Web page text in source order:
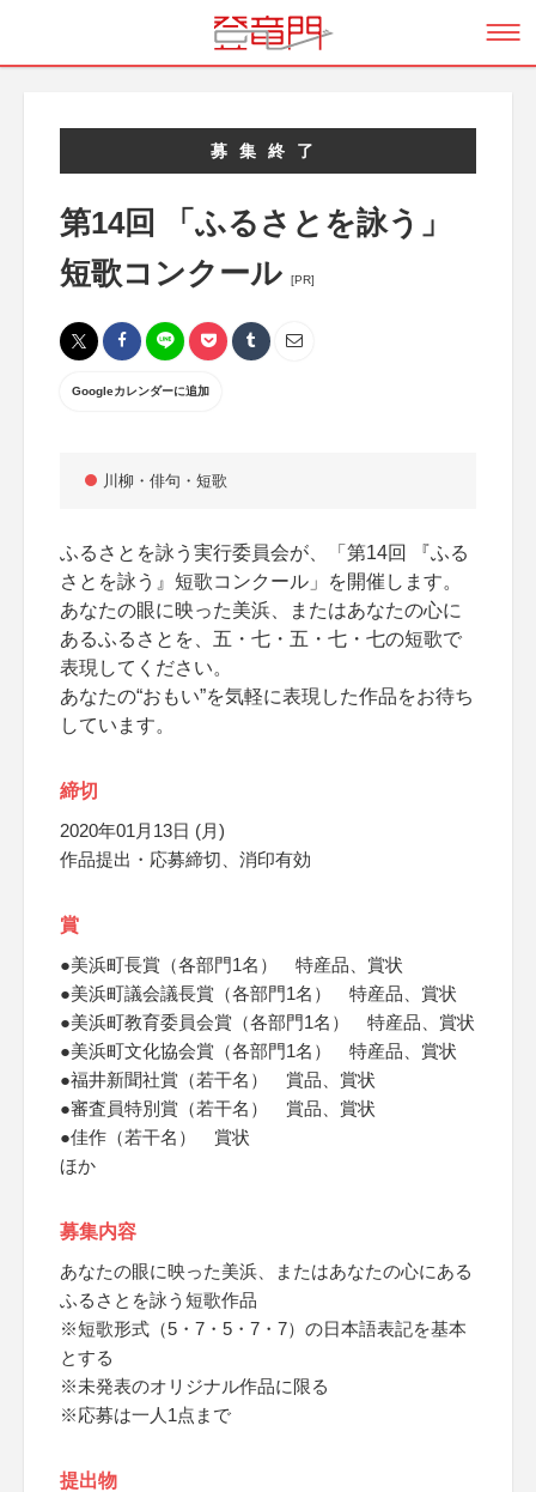
募集終了
第14回 「ふるさとを詠う」
短歌コンクール
[PR]
Googleカレンダーに追加
川柳・俳句・短歌
ふるさとを詠う実行委員会が、「第14回 『ふる
さとを詠う』短歌コンクール」を開催します。
あなたの眼に映った美浜、またはあなたの心に
あるふるさとを、五・七・五・七・七の短歌で
表現してください。
あなたの“おもい”を気軽に表現した作品をお待ち
しています。
締切
2020年01月13日 (月)
作品提出・応募締切、消印有効
賞
●美浜町長賞（各部門1名） 特産品、賞状
●美浜町議会議長賞（各部門1名） 特産品、賞状
●美浜町教育委員会賞（各部門1名） 特産品、賞状
●美浜町文化協会賞（各部門1名） 特産品、賞状
●福井新聞社賞（若干名） 賞品、賞状
●審査員特別賞（若干名） 賞品、賞状
●佳作（若干名） 賞状
ほか
募集内容
あなたの眼に映った美浜、またはあなたの心にある
ふるさとを詠う短歌作品
※短歌形式（5・7・5・7・7）の日本語表記を基本
とする
※未発表のオリジナル作品に限る
※応募は一人1点まで
提出物